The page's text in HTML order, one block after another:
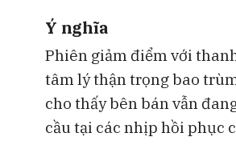
Ý nghĩa
Phiên giảm điểm với
tâm lý thận trọng bao
cho thấy bên bán vẫn
cầu tại các nhịp hồi phục